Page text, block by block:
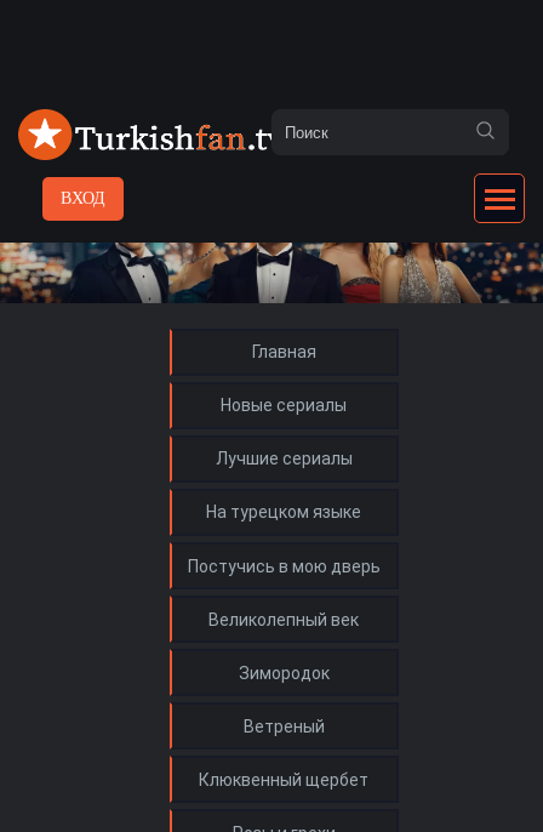
ВХОД
Главная
Новые сериалы
Лучшие сериалы
На турецком языке